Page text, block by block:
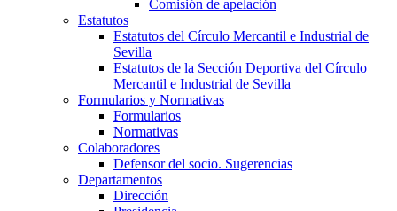
Comisión de apelación
Estatutos
Estatutos del Círculo Mercantil e Industrial de
Sevilla
Estatutos de la Sección Deportiva del Círculo
Mercantil e Industrial de Sevilla
Formularios y Normativas
Formularios
Normativas
Colaboradores
Defensor del socio. Sugerencias
Departamentos
Dirección